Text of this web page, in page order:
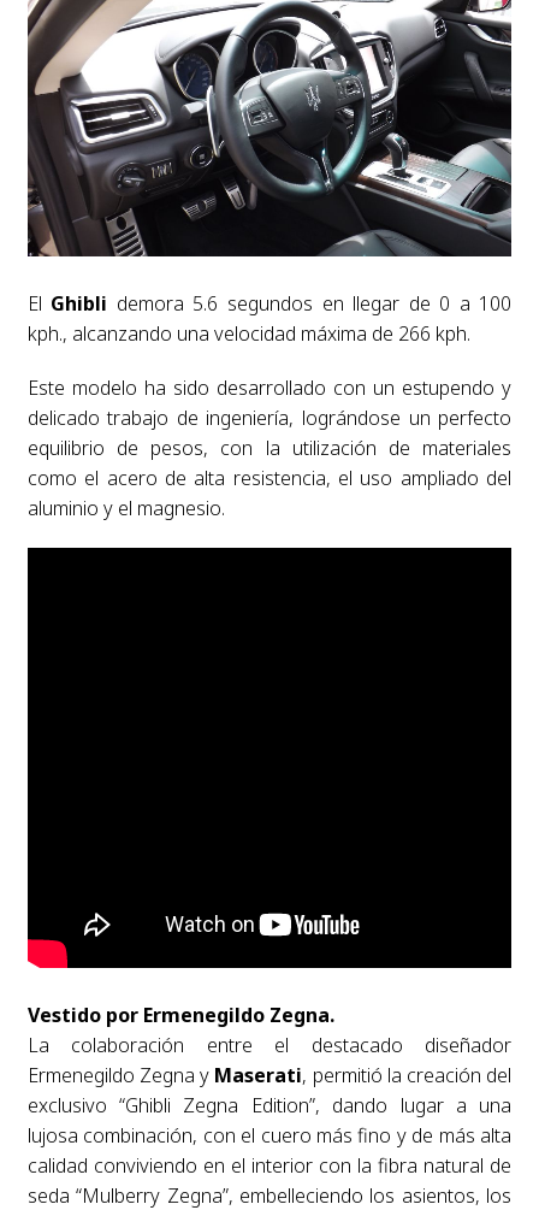
El Ghibli demora 5.6 segundos en llegar de 0 a 100
kph., alcanzando una velocidad máxima de 266 kph.
Este modelo ha sido desarrollado con un estupendo y
delicado trabajo de ingeniería, lográndose un perfecto
equilibrio de pesos, con la utilización de materiales
como el acero de alta resistencia, el uso ampliado del
aluminio y el magnesio.
Vestido por Ermenegildo Zegna.
La colaboración entre el destacado diseñador
Ermenegildo Zegna y Maserati, permitió la creación del
exclusivo “Ghibli Zegna Edition”, dando lugar a una
lujosa combinación, con el cuero más fino y de más alta
calidad conviviendo en el interior con la fibra natural de
seda “Mulberry Zegna”, embelleciendo los asientos, los